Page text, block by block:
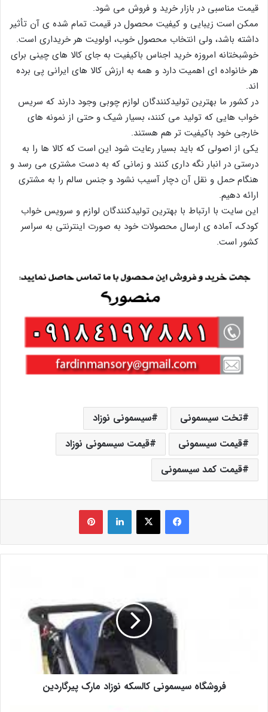
قیمت مناسبی در بازار خرید و فروش می شود.
ممکن است زیبایی و کیفیت محصول در قیمت تمام شده ی آن تأثیر
داشته باشد، ولی انتخاب محصول خوب، اولویت هر خریداری است.
خوشبختانه امروزه خرید اجناس باکیفیت به جای کالا های چینی برای
هر خانواده ای اهمیت دارد و همه به ارزش کالا های ایرانی پی برده
اند.
در کشور ما بهترین تولیدکنندگان لوازم چوبی وجود دارند که سریس
خواب هایی که تولید می کنند، بسیار شیک و حتی از نمونه های
خارجی خود باکیفیت تر هم هستند.
یکی از اصولی که باید بسیار رعایت شود این است که کالا ها را به
درستی در انبار نگه داری کنند و زمانی که به دست مشتری می رسد و
هنگام حمل و نقل آن دچار آسیب نشود و جنس سالم را به مشتری
ارائه دهیم.
این سایت با ارتباط با بهترین تولیدکنندگان لوازم و سرویس خواب
کودک، آماده ی ارسال محصولات خود به صورت اینترنتی به سراسر
کشور است.
تخت سیسمونی
سیسمونی نوزاد
قیمت سیسمونی
قیمت سیسمونی نوزاد
قیمت کمد سیسمونی
فیس بوک X لینکدین ‫پین‌ترست
فروشگاه سیسمونی کالسکه نوزاد مارک پیرگاردین